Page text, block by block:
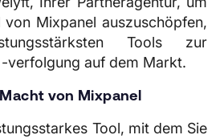
Mixpanel auszuschöpfen,
Tools zur
verfolgung auf dem Markt.
von Mixpanel
Tool, mit dem Sie